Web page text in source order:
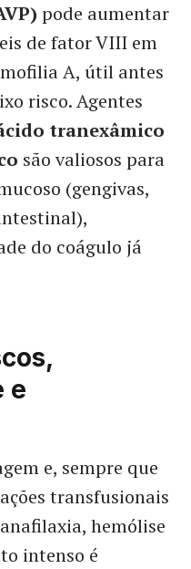
pode aumentar
de fator VIII em
A, útil antes
risco. Agentes
tranexâmico
são valiosos para
(gengivas,
do coágulo já
e
e, sempre que
transfusionais
hemólise
intenso é